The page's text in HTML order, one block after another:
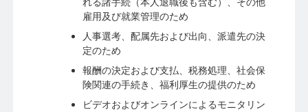
雇用及び就業管理のため
人事選考、配属先および出向、派遣先の決
定のため
報酬の決定および支払、税務処理、社会保
険関連の手続き、福利厚生の提供のため
ビデオおよびオンラインによるモニタリン